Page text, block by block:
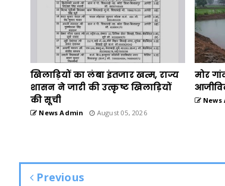
खिलाड़ियों का लंबा इंतजार खत्म, राज्य
शासन ने जारी की उत्कृष्ट खिलाड़ियों
की सूची
News Admin August 05, 2026
मोर
News
Previous